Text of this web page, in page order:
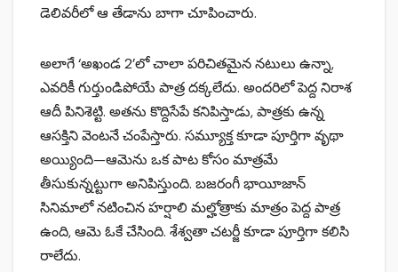
డెలివరీలో ఆ తేడాను బాగా చూపించారు.
అలాగే ‘అఖండ 2’లో చాలా పరిచితమైన నటులు ఉన్నా,
ఎవరికీ గుర్తుండిపోయే పాత్ర దక్కలేదు. అందరిలో పెద్ద నిరాశ
ఆదీ పినిశెట్టి. అతను కొద్దిసేపే కనిపిస్తాడు, పాత్రకు ఉన్న
ఆసక్తిని వెంటనే చంపేస్తారు. సమ్యూక్త కూడా పూర్తిగా వృథా
అయ్యింది—ఆమెను ఒక పాట కోసం మాత్రమే
తీసుకున్నట్టుగా అనిపిస్తుంది. బజరంగీ భాయీజాన్
సినిమాలో నటించిన హర్షాలి మల్హోత్రాకు మాత్రం పెద్ద పాత్ర
ఉంది, ఆమె ఓకే చేసింది. శేశ్వతా చటర్జీ కూడా పూర్తిగా కలిసి
రాలేదు.